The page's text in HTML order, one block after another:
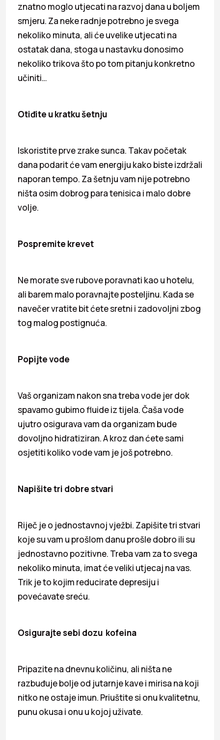
znatno moglo utjecati na razvoj dana u boljem
smjeru. Za neke radnje potrebno je svega
nekoliko minuta, ali će uvelike utjecati na
ostatak dana, stoga u nastavku donosimo
nekoliko trikova što po tom pitanju konkretno
učiniti…
Otiđite u kratku šetnju
Iskoristite prve zrake sunca. Takav početak
dana podarit će vam energiju kako biste izdržali
naporan tempo. Za šetnju vam nije potrebno
ništa osim dobrog para tenisica i malo dobre
volje.
Pospremite krevet
Ne morate sve rubove poravnati kao u hotelu,
ali barem malo poravnajte posteljinu. Kada se
navečer vratite bit ćete sretni i zadovoljni zbog
tog malog postignuća.
Popijte vode
Vaš organizam nakon sna treba vode jer dok
spavamo gubimo fluide iz tijela. Čaša vode
ujutro osigurava vam da organizam bude
dovoljno hidratiziran. A kroz dan ćete sami
osjetiti koliko vode vam je još potrebno.
Napišite tri dobre stvari
Riječ je o jednostavnoj vježbi. Zapišite tri stvari
koje su vam u prošlom danu prošle dobro ili su
jednostavno pozitivne. Treba vam za to svega
nekoliko minuta, imat će veliki utjecaj na vas.
Trik je to kojim reducirate depresiju i
povećavate sreću.
Osigurajte sebi dozu kofeina
Pripazite na dnevnu količinu, ali ništa ne
razbuđuje bolje od jutarnje kave i mirisa na koji
nitko ne ostaje imun. Priuštite si onu kvalitetnu,
punu okusa i onu u kojoj uživate.